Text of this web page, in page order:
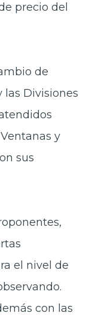
precio del
de
las Divisiones
y
sus
el nivel de
con las